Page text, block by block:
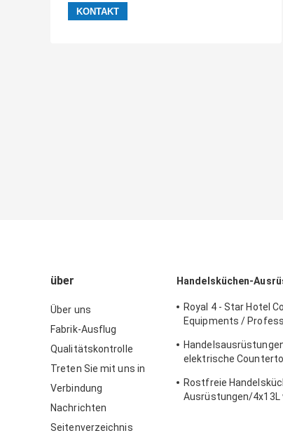
über
Über uns
Fabrik-Ausflug
Qualitätskontrolle
Treten Sie mit uns in
Verbindung
Nachrichten
Seitenverzeichnis
Handelsküchen-
Royal 4 - Star Hotel
Equipments /
elektrische
Nahrung
Rostfreie
Ausrüstungen/4x13L